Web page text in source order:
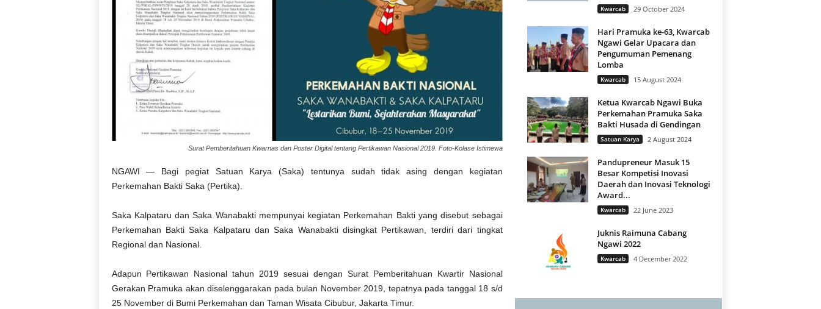
Surat Pemberitahuan Kwarnas dan Poster Digital tentang Pertikawan Nasional 2019. Foto-Kolase Istimewa
NGAWI — Bagi pegiat Satuan Karya (Saka) tentunya sudah tidak asing dengan kegiatan
Perkemahan Bakti Saka (Pertika).
Saka Kalpataru dan Saka Wanabakti mempunyai kegiatan Perkemahan Bakti yang disebut sebagai
Perkemahan Bakti Saka Kalpataru dan Saka Wanabakti disingkat Pertikawan, terdiri dari tingkat
Regional dan Nasional.
Adapun Pertikawan Nasional tahun 2019 sesuai dengan Surat Pemberitahuan Kwartir Nasional
Gerakan Pramuka akan diselenggarakan pada bulan November 2019, tepatnya pada tanggal 18 s/d
25 November di Bumi Perkemahan dan Taman Wisata Cibubur, Jakarta Timur.
Kwarcab 29 October 2024
Hari Pramuka ke-63, Kwarcab
Ngawi Gelar Upacara dan
Pengumuman Pemenang
Lomba
Kwarcab 15 August 2024
Ketua Kwarcab Ngawi Buka
Perkemahan Pramuka Saka
Bakti Husada di Gendingan
Satuan Karya 2 August 2024
Pandupreneur Masuk 15
Besar Kompetisi Inovasi
Daerah dan Inovasi Teknologi
Award...
Kwarcab 22 June 2023
Juknis Raimuna Cabang
Ngawi 2022
Kwarcab 4 December 2022